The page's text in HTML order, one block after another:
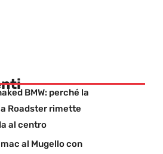
BMW: perché la
Roadster rimette
al centro
al Mugello con